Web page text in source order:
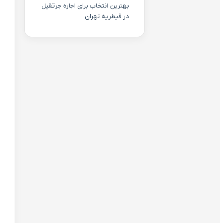
بهترین انتخاب برای اجاره جرثقیل
در قیطریه تهران